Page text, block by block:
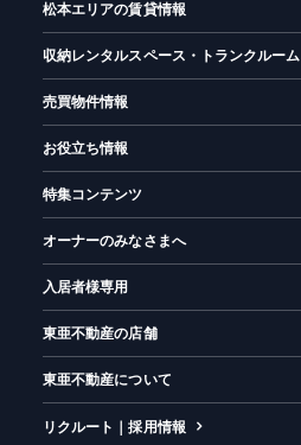
松本エリアの賃貸情報
収納レンタルスペース・トランクルーム
売買物件情報
お役立ち情報
特集コンテンツ
オーナーのみなさまへ
入居者様専用
東亜不動産の店舗
東亜不動産について
リクルート｜採用情報